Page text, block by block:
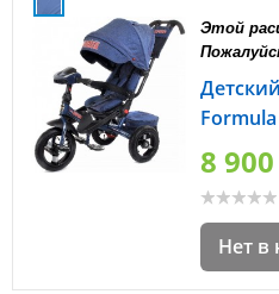
Этой
8
Нет в